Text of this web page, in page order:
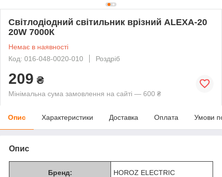
Світлодіодний світильник врізний ALEXA-20
20W 7000К
Немає в наявності
Код: 016-048-0020-010
Роздріб
209 ₴
Мінімальна сума замовлення на сайті — 600 ₴
Опис Характеристики Доставка Оплата Умови
Опис
Бренд: HOROZ ELECTRIC